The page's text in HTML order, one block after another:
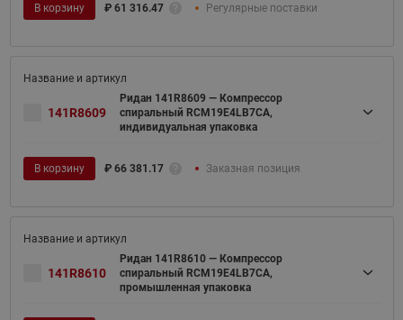
В корзину ₽ 61 316.47 Регулярные поставки
141R8609
Ридан 141R8609 — Компрессор
спиральный RCM19E4LB7CA,
индивидуальная упаковка
В корзину ₽ 66 381.17 Заказная позиция
141R8610
Ридан 141R8610 — Компрессор
спиральный RCM19E4LB7CA,
промышленная упаковка